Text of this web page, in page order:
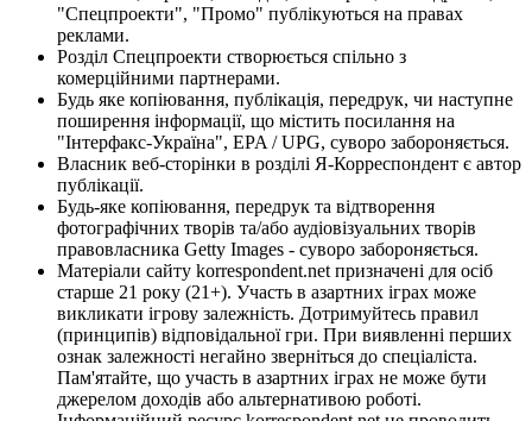
"Спецпроекти", "Промо" публікуються на правах
реклами.
Розділ Спецпроекти створюється спільно з
комерційними партнерами.
Будь яке копіювання, публікація, передрук, чи наступне
поширення інформації, що містить посилання на
"Інтерфакс-Україна", EPA / UPG, суворо забороняється.
Власник веб-сторінки в розділі Я-Корреспондент є автор
публікації.
Будь-яке копіювання, передрук та відтворення
фотографічних творів та/або аудіовізуальних творів
правовласника Getty Images - суворо забороняється.
Матеріали сайту korrespondent.net призначені для осіб
старше 21 року (21+). Участь в азартних іграх може
викликати ігрову залежність. Дотримуйтесь правил
(принципів) відповідальної гри. При виявленні перших
ознак залежності негайно зверніться до спеціаліста.
Пам'ятайте, що участь в азартних іграх не може бути
джерелом доходів або альтернативою роботі.